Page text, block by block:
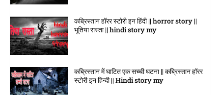
कब्रिस्तान हॉरर स्टोरी इन हिंदी || horror story ||
भूतिया रास्ता || hindi story my
कब्रिस्तान में घाटित एक सच्ची घटना || कब्रिस्तान हॉरर
स्टोरी इन हिन्दी || Hindi story my